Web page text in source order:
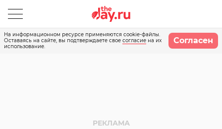
На информационном ресурсе применяются cookie-файлы.
Оставаясь на сайте, вы подтверждаете свое согласие на их
использование.
Согласен